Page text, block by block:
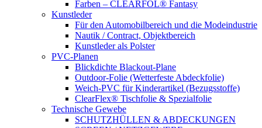
Farben – CLEARFOL® Fantasy
Kunstleder
Für den Automobilbereich und die Modeindustrie
Nautik / Contract, Objektbereich
Kunstleder als Polster
PVC-Planen
Blickdichte Blackout-Plane
Outdoor-Folie (Wetterfeste Abdeckfolie)
Weich-PVC für Kinderartikel (Bezugsstoffe)
ClearFlex® Tischfolie & Spezialfolie
Technische Gewebe
SCHUTZHÜLLEN & ABDECKUNGEN